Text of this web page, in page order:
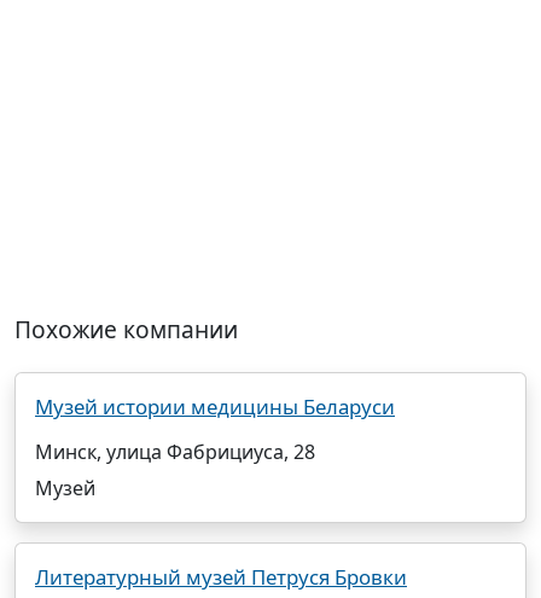
Похожие компании
Музей истории медицины Беларуси
Минск, улица Фабрициуса, 28
Музей
Литературный музей Петруся Бровки